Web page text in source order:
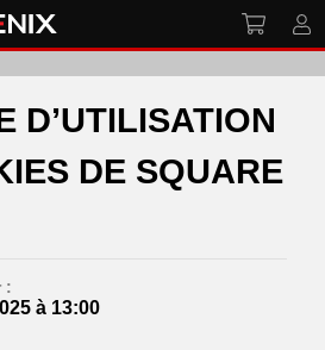
D’UTILISATION
DE SQUARE
:
à 13:00